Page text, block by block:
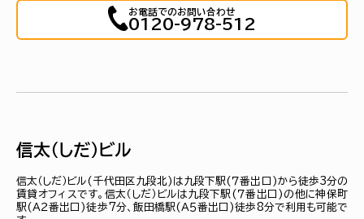
お電話でのお問い合わせ
0120-978-512
信太（しだ）ビル
信太（しだ）ビル(千代田区九段北)は九段下駅(７番出口)から徒歩3分の
賃貸オフィスです。信太（しだ）ビルは九段下駅(７番出口)の他に神保町
駅(Ａ２番出口)徒歩7分、飯田橋駅(Ａ５番出口)徒歩8分で利用も可能で